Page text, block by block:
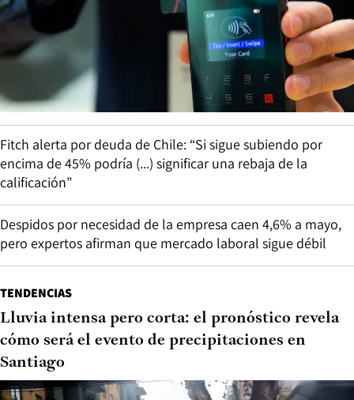
Fitch alerta por deuda de Chile: “Si sigue subiendo por
encima de 45% podría (...) significar una rebaja de la
calificación”
Despidos por necesidad de la empresa caen 4,6% a mayo,
pero expertos afirman que mercado laboral sigue débil
TENDENCIAS
Lluvia intensa pero corta: el pronóstico revela
cómo será el evento de precipitaciones en
Santiago